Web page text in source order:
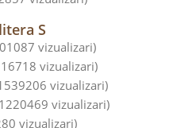
S
vizualizari)
vizualizari)
vizualizari)
vizualizari)
vizualizari)